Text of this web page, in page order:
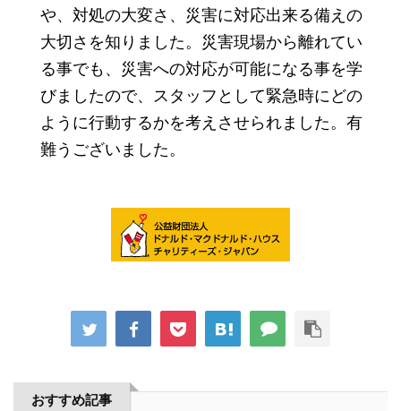
や、対処の大変さ、災害に対応出来る備えの
大切さを知りました。災害現場から離れてい
る事でも、災害への対応が可能になる事を学
びましたので、スタッフとして緊急時にどの
ように行動するかを考えさせられました。有
難うございました。
おすすめ記事